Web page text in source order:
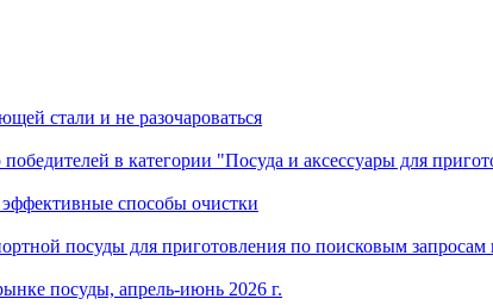
стали и не разочароваться
в категории "Посуда и аксессуары для
способы очистки
посуды для приготовления по поисковым запросам
посуды, апрель-июнь 2026 г.